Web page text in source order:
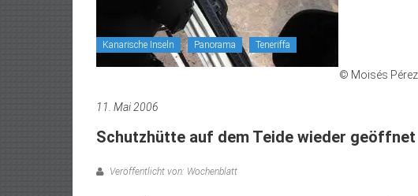
Kanarische Inseln Panorama Teneriffa
© Moisés Pérez
11. Mai 2006
Schutzhütte auf dem Teide wieder geöffnet
Veröffentlicht von: Wochenblatt